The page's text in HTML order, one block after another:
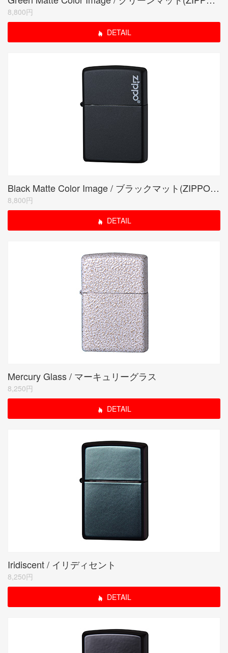
8,800円
DETAIL
Black Matte Color Image / ブラックマット(ZIPPO LOGO)
8,800円
DETAIL
Mercury Glass / マーキュリーグラス
8,250円
DETAIL
Iridiscent / イリディセント
8,250円
DETAIL